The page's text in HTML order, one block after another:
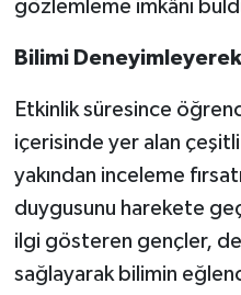
gözlemleme imkânı
Bilimi
Etkinlik süresince
içerisinde yer alan
yakından inceleme
duygusunu harekete
ilgi gösteren gençler,
sağlayarak bilimin